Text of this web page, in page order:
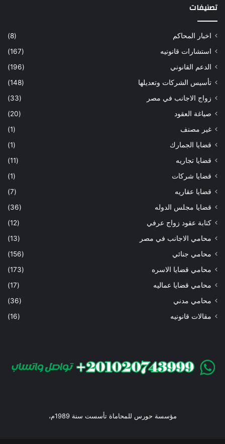
تصنيفات
اخبار المحاكم
(8)
استشارات قانونيه
(167)
الدعم القانوني
(196)
تأسيس الشركات وتعديلها
(148)
زواج الاجانب في مصر
(33)
صياغة العقود
(20)
غير مصنف
(1)
قضايا الجمارك
(1)
قضايا تجاريه
(11)
قضايا شركات
(1)
قضايا عقاريه
(7)
قضايا مجلس الدوله
(36)
كتابة عقود زواج عرفي
(12)
محامي الاجانب في مصر
(13)
محامي جنائي
(156)
محامي قضايا الاسره
(173)
محامي قضايا عماليه
(17)
محامي مدني
(36)
مقالات قانونيه
(16)
مؤسسة حورس للمحاماة تأسست سنة 1989م،